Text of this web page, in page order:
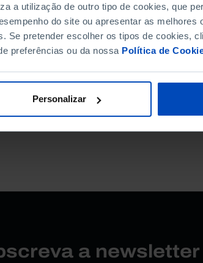
a utilização de outro tipo de cookies, que
do site ou apresentar as melhores
Se pretender escolher os tipos de cookies,
preferências ou da nossa Política de
Personalizar
DE FIM
a